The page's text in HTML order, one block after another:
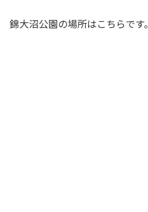
錦大沼公園の場所はこちらです。